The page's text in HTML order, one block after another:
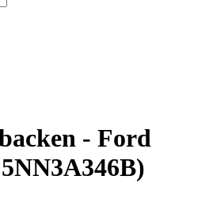
- Ford